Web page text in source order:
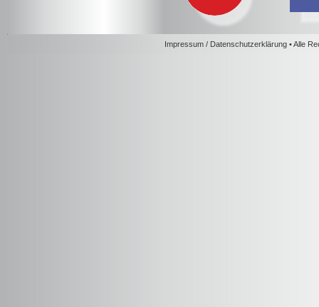
Impressum / Datenschutzerklärung • Alle